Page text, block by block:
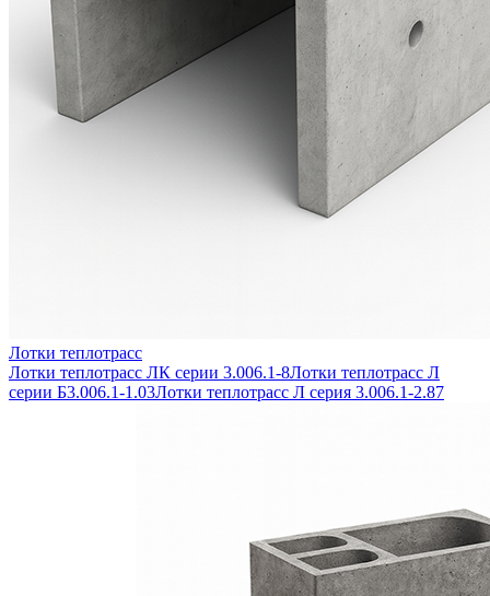
Лотки теплотрасс
Лотки теплотрасс ЛК серии 3.006.1-8Лотки теплотрасс Л
серии Б3.006.1-1.03Лотки теплотрасс Л серия 3.006.1-2.87